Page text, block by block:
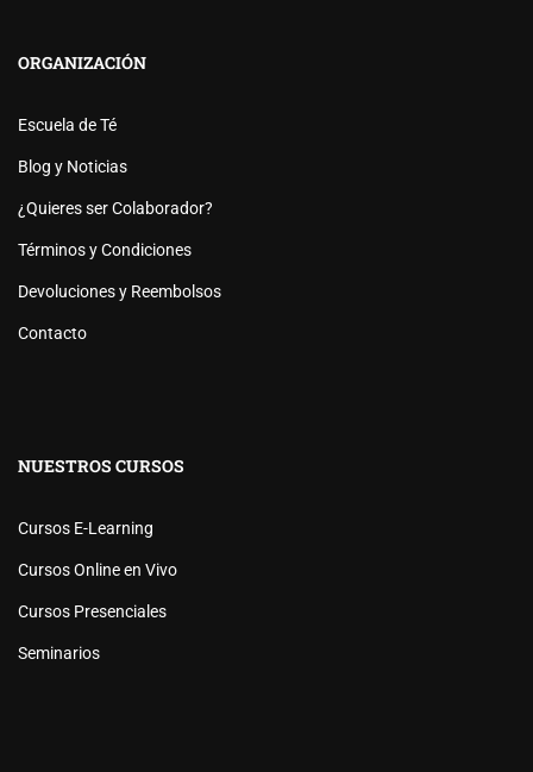
ORGANIZACIÓN
Escuela de Té
Blog y Noticias
¿Quieres ser Colaborador?
Términos y Condiciones
Devoluciones y Reembolsos
Contacto
NUESTROS CURSOS
Cursos E-Learning
Cursos Online en Vivo
Cursos Presenciales
Seminarios